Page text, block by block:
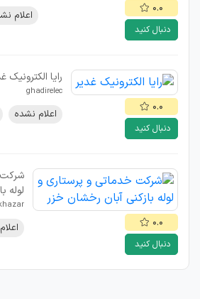
۰.۰
دنبال کنید
اعلام
۰.۰
دنبال کنید
رایا الکترونیک
ghadirelec
اعلام نشده
۰.۰
دنبال کنید
شرکت
لوله